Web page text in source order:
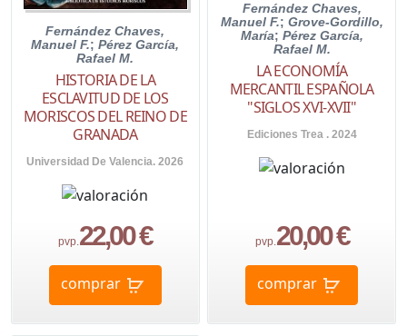
Fernández Chaves,
Manuel F.;Pérez García,
Rafael M.
HISTORIA DE LA
ESCLAVITUD DE LOS
MORISCOS DEL REINO DE
GRANADA
Universidad De Valencia. 2026
pvp.22,00 €
comprar
Fernández Chaves,
Manuel F.; Grove-Gordillo,
María; Pérez García,
Rafael M.
LA ECONOMÍA
MERCANTIL ESPAÑOLA
"SIGLOS XVI-XVII"
Ediciones Trea . 2024
pvp.20,00 €
comprar